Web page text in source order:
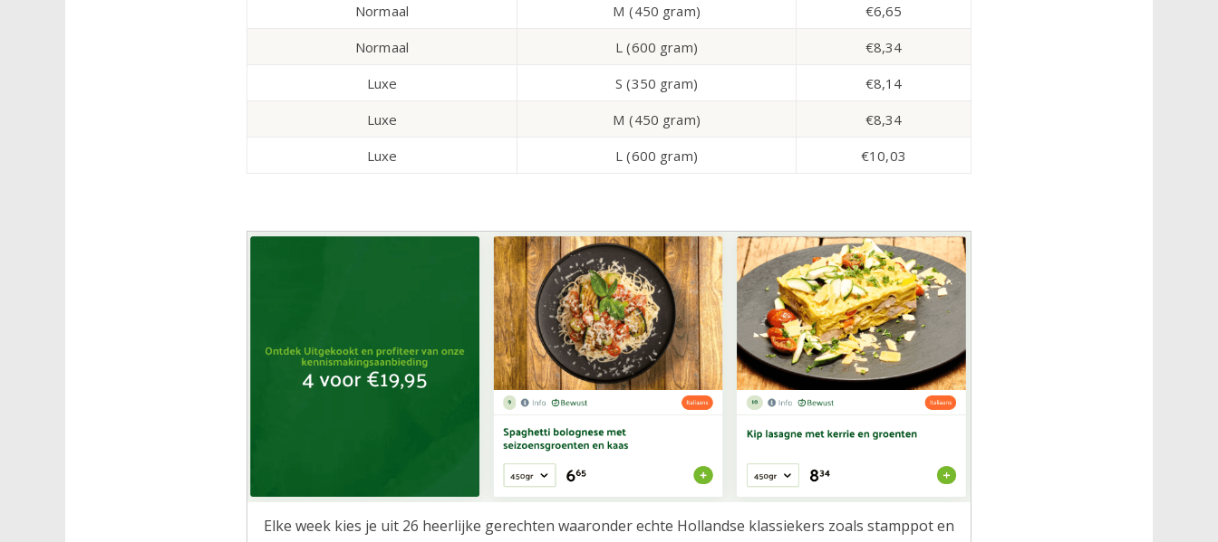
Normaal
M (450 gram)
€6,65
Normaal
L (600 gram)
€8,34
Luxe
S (350 gram)
€8,14
Luxe
M (450 gram)
€8,34
Luxe
L (600 gram) €10,03
Elke week kies je uit 26 heerlijke gerechten waaronder echte Hollandse klassiekers zoals stamppot en